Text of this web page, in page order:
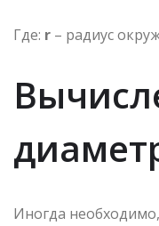
Где: r – радиус
Иногда